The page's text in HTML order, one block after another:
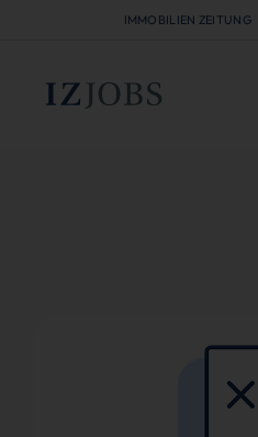
IMMOBILIEN ZEITUNG